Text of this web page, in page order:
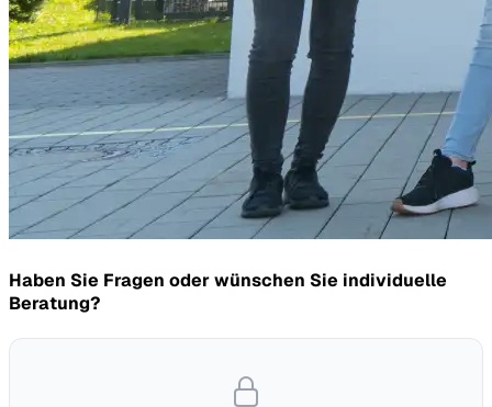
Haben Sie Fragen oder wünschen Sie individuelle
Beratung?